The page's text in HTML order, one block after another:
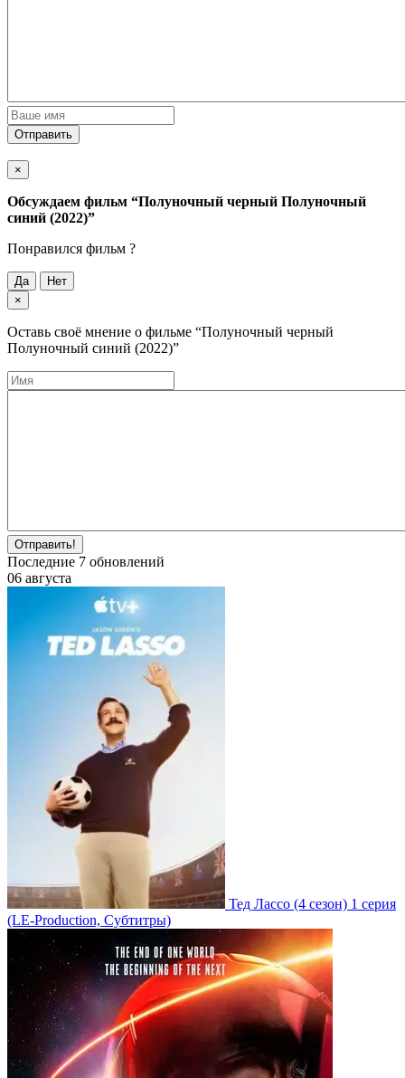
Отправить
×
Обсуждаем фильм “Полуночный черный Полуночный
синий (2022)”
Понравился фильм ?
Да
Нет
×
Оставь своё мнение о фильме “Полуночный черный
Полуночный синий (2022)”
Отправить!
Последние 7 обновлений
06 августа
Тед Лассо (4 сезон) 1 серия
(LE-Production, Субтитры)